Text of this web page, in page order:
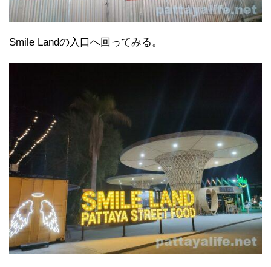
Smile Landの入口へ回ってみる。